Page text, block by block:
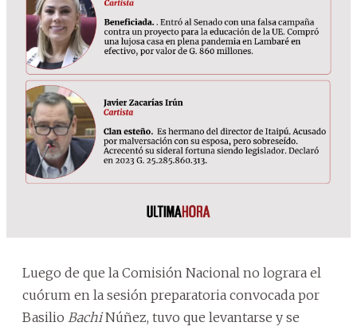
Luego de que la Comisión Nacional no lograra el
cuórum en la sesión preparatoria convocada por
Basilio BachiNúñez, tuvo que levantarse y se